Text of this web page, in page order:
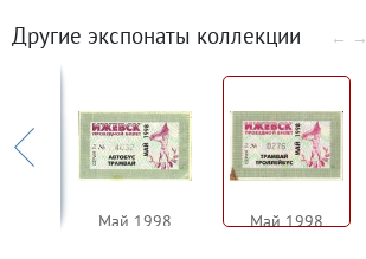
Другие экспонаты коллекции ← →
Май 1998 Май 1998